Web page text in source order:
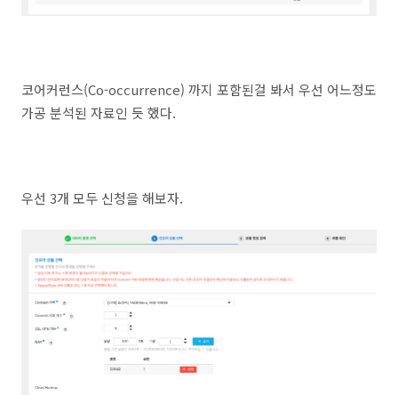
코어커런스(Co-occurrence) 까지 포함된걸 봐서 우선 어느정도
가공 분석된 자료인 듯 했다.
우선 3개 모두 신청을 해보자.